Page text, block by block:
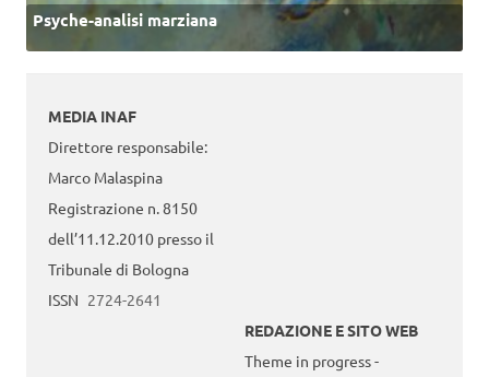
Psyche-analisi marziana
MEDIA INAF
Direttore responsabile:
Marco Malaspina
Registrazione n. 8150
dell’11.12.2010 presso il
Tribunale di Bologna
ISSN 2724-2641
REDAZIONE E SITO WEB
Theme in progress -